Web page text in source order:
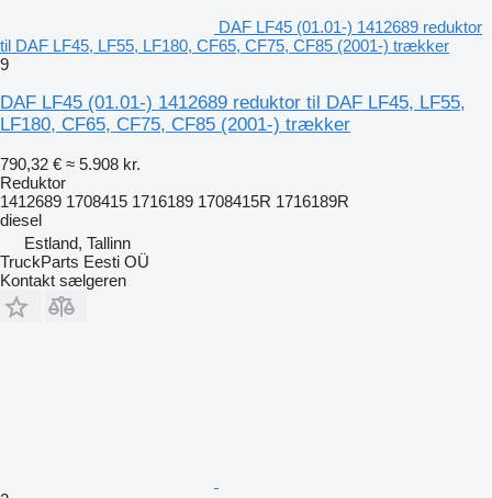
DAF LF45 (01.01-) 1412689 reduktor
til DAF LF45, LF55, LF180, CF65, CF75, CF85 (2001-) trækker
9
DAF LF45 (01.01-) 1412689 reduktor til DAF LF45, LF55,
LF180, CF65, CF75, CF85 (2001-) trækker
790,32 € ≈ 5.908 kr.
Reduktor
1412689 1708415 1716189 1708415R 1716189R
diesel
Estland, Tallinn
TruckParts Eesti OÜ
Kontakt sælgeren